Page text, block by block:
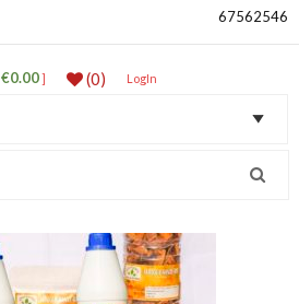
67562546
€0.00] (0) LogIn